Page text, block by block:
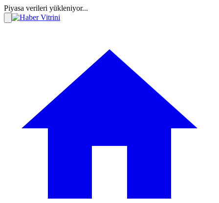
Piyasa verileri yükleniyor...